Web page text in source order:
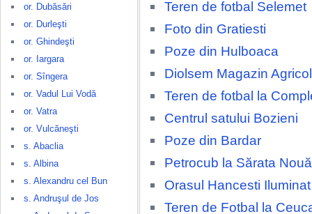
or. Dubăsări
or. Durleşti
or. Ghindeşti
or. Iargara
or. Sîngera
or. Vadul Lui Vodă
or. Vatra
or. Vulcăneşti
s. Abaclia
s. Albina
s. Alexandru cel Bun
s. Andruşul de Jos
Teren de fotbal Selemet
Foto din Gratiesti
Poze din Hulboaca
Diolsem Magazin Agricol
Teren de fotbal la
Centrul satului Bozieni
Poze din Bardar
Petrocub la Sărata Nouă
Orasul Hancesti
Teren de Fotbal la